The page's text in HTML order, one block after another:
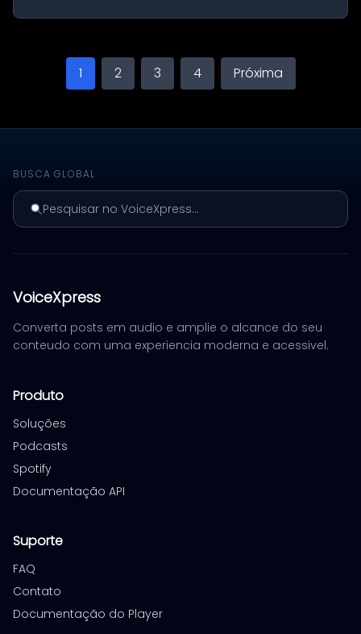
1 2 3 4 Próxima
BUSCA GLOBAL
Pesquisar no VoiceXpress...
VoiceXpress
Converta posts em audio e amplie o alcance do seu
conteudo com uma experiencia moderna e acessivel.
Produto
Soluções
Podcasts
Spotify
Documentação API
Suporte
FAQ
Contato
Documentação do Player